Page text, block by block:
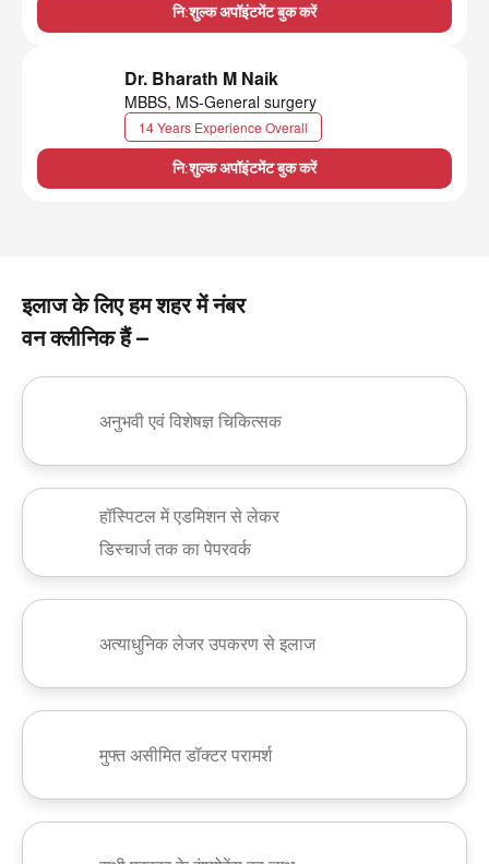
नि:शुल्क अपॉइंटमेंट बुक करें
Dr. Bharath M Naik
MBBS, MS-General surgery
14 Years Experience Overall
नि:शुल्क अपॉइंटमेंट बुक करें
इलाज के लिए हम शहर में नंबर
वन क्लीनिक हैं –
अनुभवी एवं विशेषज्ञ चिकित्सक
हॉस्पिटल में एडमिशन से लेकर
डिस्चार्ज तक का पेपरवर्क
अत्याधुनिक लेजर उपकरण से इलाज
मुफ्त असीमित डॉक्टर परामर्श